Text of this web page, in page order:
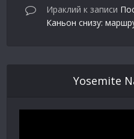
Ираклий к записи
Каньон снизу:
Yosemite